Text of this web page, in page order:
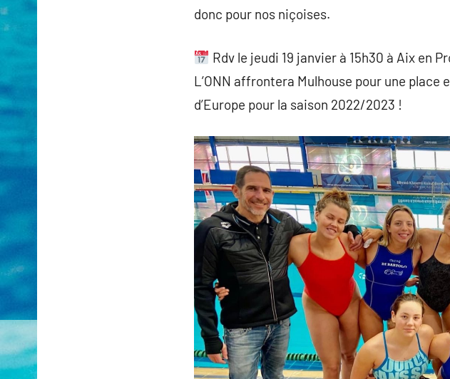
donc pour nos niçoises.
Rdv le jeudi 19 janvier à 15h30 à Aix en
L’ONN affrontera Mulhouse pour une
d’Europe pour la saison 2022/2023 !